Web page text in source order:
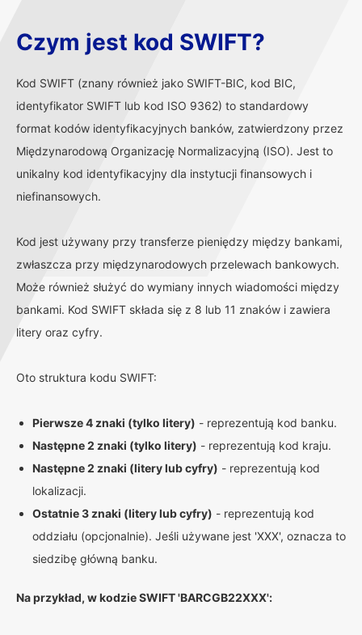
Czym jest kod SWIFT?
Kod SWIFT (znany również jako SWIFT-BIC, kod BIC,
identyfikator SWIFT lub kod ISO 9362) to standardowy
format kodów identyfikacyjnych banków, zatwierdzony przez
Międzynarodową Organizację Normalizacyjną (ISO). Jest to
unikalny kod identyfikacyjny dla instytucji finansowych i
niefinansowych.
Kod jest używany przy transferze pieniędzy między bankami,
zwłaszcza przy międzynarodowych przelewach bankowych.
Może również służyć do wymiany innych wiadomości między
bankami. Kod SWIFT składa się z 8 lub 11 znaków i zawiera
litery oraz cyfry.
Oto struktura kodu SWIFT:
Pierwsze 4 znaki (tylko litery) - reprezentują kod banku.
Następne 2 znaki (tylko litery) - reprezentują kod kraju.
Następne 2 znaki (litery lub cyfry) - reprezentują kod
lokalizacji.
Ostatnie 3 znaki (litery lub cyfry) - reprezentują kod
oddziału (opcjonalnie). Jeśli używane jest 'XXX', oznacza to
siedzibę główną banku.
Na przykład, w kodzie SWIFT 'BARCGB22XXX':